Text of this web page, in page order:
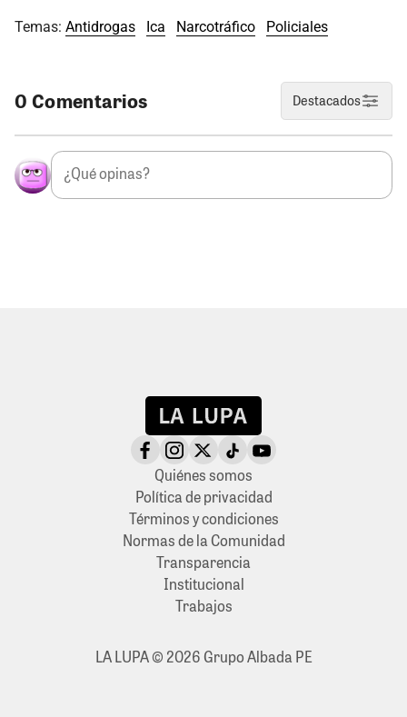
Temas: Antidrogas Ica Narcotráfico Policiales
0 Comentarios Destacados
Quiénes somos
Política de privacidad
Términos y condiciones
Normas de la Comunidad
Transparencia
Institucional
Trabajos
LA LUPA © 2026 Grupo Albada PE